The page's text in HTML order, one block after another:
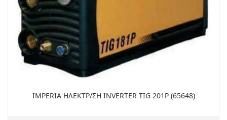
IMPERIA ΗΛΕΚΤΡ/ΣΗ INVERTER TIG 201P (65648)